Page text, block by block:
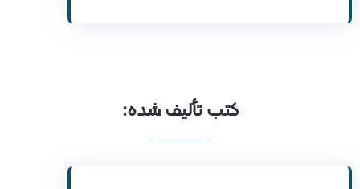
کتب تألیف شده: